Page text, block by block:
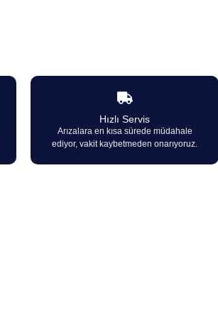
Hızlı Servis
Arızalara en kısa sürede müdahale
ediyor, vakit kaybetmeden onarıyoruz.